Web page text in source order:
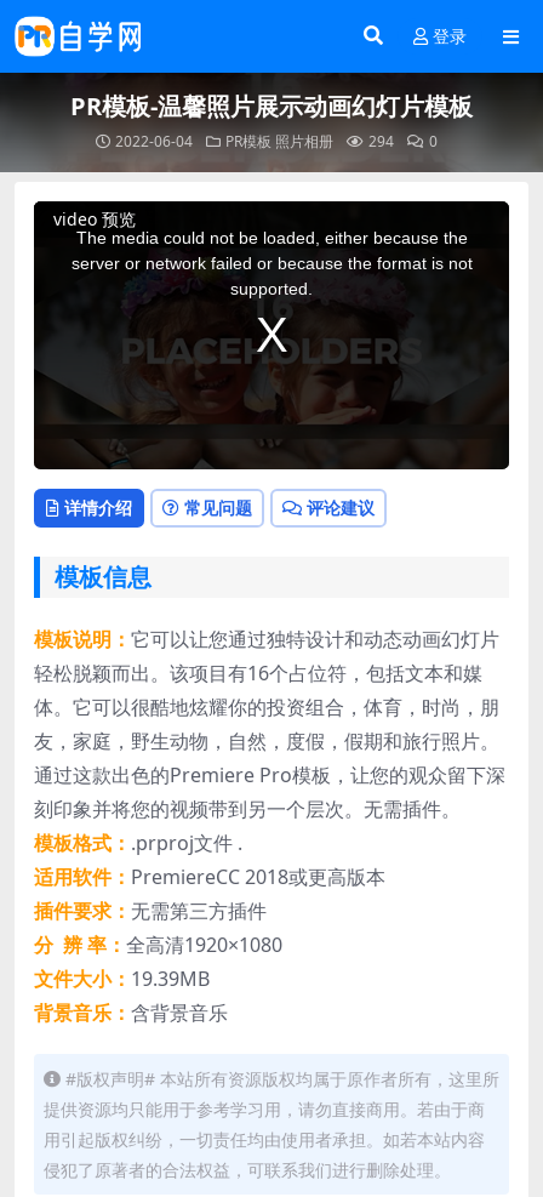
登录
PR模板-温馨照片展示动画幻灯片模板
2022-06-04 PR模板 照片相册 294 0
video 预览
This
The media could not be loaded, either because the
server or network failed or because the format is not
supported.
详情介绍 常见问题 评论建议
模板信息
模板说明： 它可以让您通过独特设计和动态动画幻灯片
轻松脱颖而出。该项目有16个占位符，包括文本和媒
体。它可以很酷地炫耀你的投资组合，体育，时尚，朋
友，家庭，野生动物，自然，度假，假期和旅行照片。
通过这款出色的Premiere Pro模板，让您的观众留下深
刻印象并将您的视频带到另一个层次。无需插件。
模板格式： .prproj文件 .
适用软件： PremiereCC 2018或更高版本
插件要求： 无需第三方插件
分 辨 率： 全高清1920×1080
文件大小： 19.39MB
背景音乐： 含背景音乐
#版权声明# 本站所有资源版权均属于原作者所有，这里所
提供资源均只能用于参考学习用，请勿直接商用。若由于商
用引起版权纠纷，一切责任均由使用者承担。如若本站内容
侵犯了原著者的合法权益，可联系我们进行删除处理。